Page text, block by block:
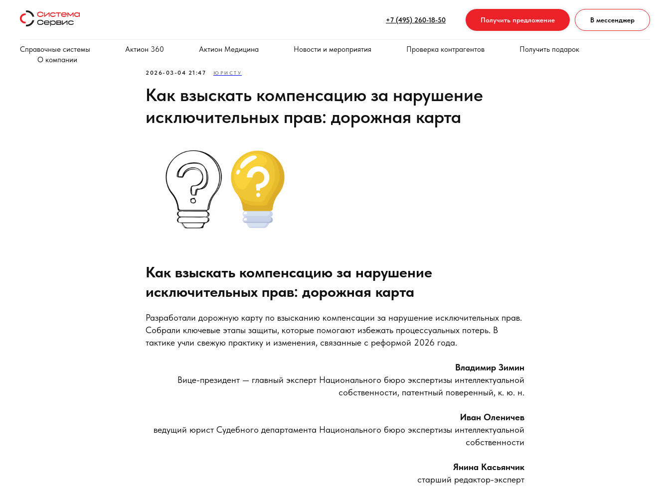
+7 (495) 260-18-50 Получить предложение В мессенджер
Справочные системы Актион 360 Актион Медицина Новости и мероприятия Проверка контрагентов
Получить подарок
О компании
2026-03-04 21:47 ЮРИСТУ
Как взыскать компенсацию за нарушение
исключительных прав: дорожная карта
Как взыскать компенсацию за нарушение
исключительных прав: дорожная карта
Разработали дорожную карту по взысканию компенсации за нарушение исключительных прав.
Собрали ключевые этапы защиты, которые помогают избежать процессуальных потерь. В
тактике учли свежую практику и изменения, связанные с реформой 2026 года.
Владимир Зимин
Вице-президент — главный эксперт Национального бюро экспертизы интеллектуальной
собственности, патентный поверенный, к. ю. н.
Иван Оленичев
ведущий юрист Судебного департамента Национального бюро экспертизы интеллектуальной
собственности
Янина Касьянчик
старший редактор-эксперт